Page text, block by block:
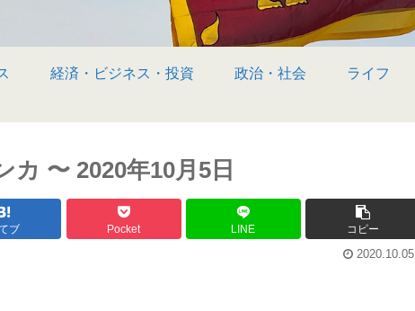
経済・ビジネス・投資 政治・社会 ライフ
〜 2020年10月5日
ブ Pocket LINE コピー
2020.10.05